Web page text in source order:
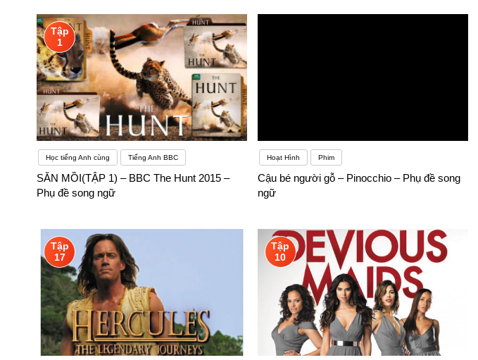
Tập
1
Học tiếng Anh cùng Tiếng Anh BBC
SĂN MỒI(TẬP 1) – BBC The Hunt 2015 –
Phụ đề song ngữ
Hoạt Hình Phim
Cậu bé người gỗ – Pinocchio – Phụ đề song
ngữ
Tập
17
Tập
10